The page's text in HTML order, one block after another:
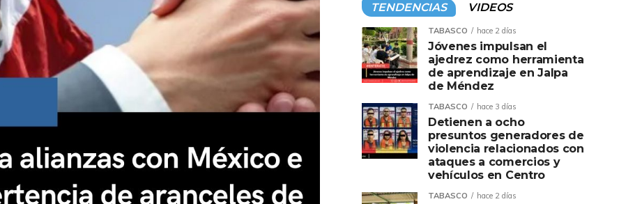
TENDENCIAS VIDEOS
TABASCO hace 2 días
Jóvenes impulsan el
ajedrez como herramienta
de aprendizaje en Jalpa
de Méndez
TABASCO hace 3 días
Detienen a ocho
presuntos generadores de
violencia relacionados con
ataques a comercios y
vehículos en Centro
TABASCO hace 2 días